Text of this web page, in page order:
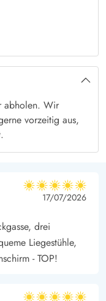
sowie einer
die umliegenden
und Fahrradwege
hier seid ihr der
Havbjergevej 10A
und Hvide Sande, wo
ist ein CEE-
abholen. Wir
vorzeitig aus,
5 von 5
5 von 5
5 out of 5
17/07/2026
drei
Liegestühle,
- TOP!